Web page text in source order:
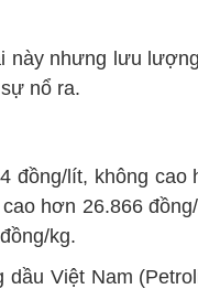
này nhưng lưu
nổ ra.
đồng/lít, không cao
hơn 26.866
kg.
Việt Nam